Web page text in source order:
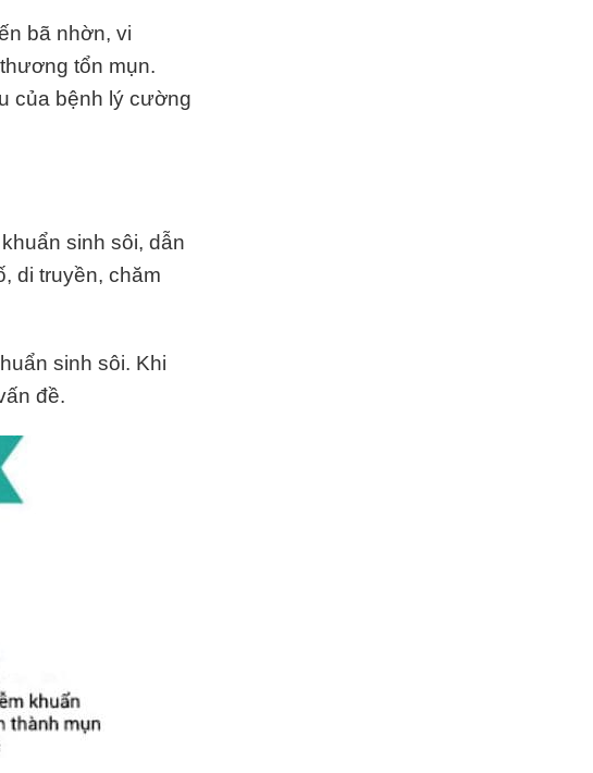
bã nhờn, vi
tổn mụn.
của bệnh lý cường
sinh sôi, dẫn
di truyền, chăm
sinh sôi. Khi
đề.